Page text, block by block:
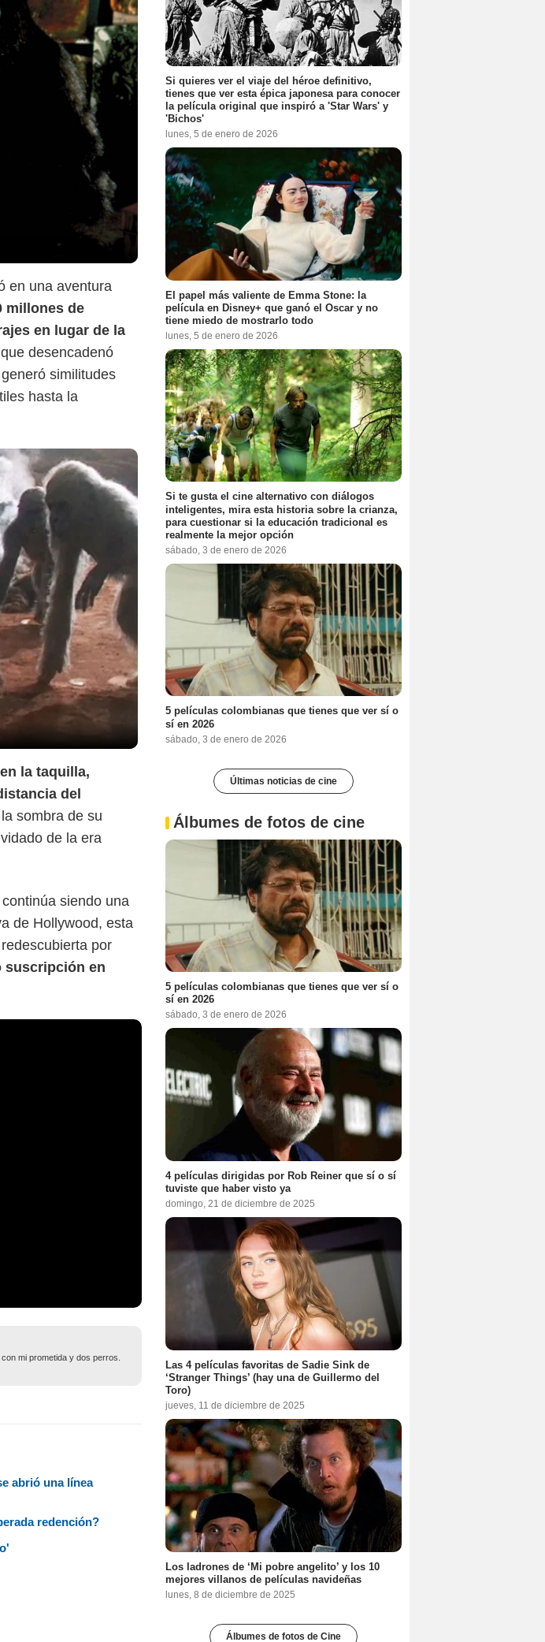
en una aventura
millones de
en lugar de la
desencadenó
similitudes
hasta la
la taquilla,
del
sombra de su
de la era
continúa siendo una
de Hollywood, esta
por
suscripción en
mi prometida y dos perros.
abrió una línea
redención?
Si quieres ver el viaje del héroe definitivo,
tienes que ver esta épica japonesa para conocer
la película original que inspiró a 'Star Wars' y
'Bichos'
lunes, 5 de enero de 2026
El papel más valiente de Emma Stone: la
película en Disney+ que ganó el Oscar y no
tiene miedo de mostrarlo todo
lunes, 5 de enero de 2026
Si te gusta el cine alternativo con diálogos
inteligentes, mira esta historia sobre la crianza,
para cuestionar si la educación tradicional es
realmente la mejor opción
sábado, 3 de enero de 2026
5 películas colombianas que tienes que ver sí o
sí en 2026
sábado, 3 de enero de 2026
Últimas noticias de cine
Álbumes de fotos de cine
5 películas colombianas que tienes que ver sí o
sí en 2026
sábado, 3 de enero de 2026
4 películas dirigidas por Rob Reiner que sí o sí
tuviste que haber visto ya
domingo, 21 de diciembre de 2025
Las 4 películas favoritas de Sadie Sink de
‘Stranger Things’ (hay una de Guillermo del
Toro)
jueves, 11 de diciembre de 2025
Los ladrones de ‘Mi pobre angelito’ y los 10
mejores villanos de películas navideñas
lunes, 8 de diciembre de 2025
Álbumes de fotos de Cine